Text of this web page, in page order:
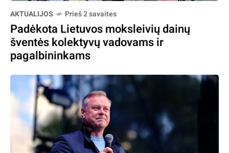
AKTUALIJOS Prieš 2 savaites
Padėkota Lietuvos moksleivių dainų
šventės kolektyvų vadovams ir
pagalbininkams